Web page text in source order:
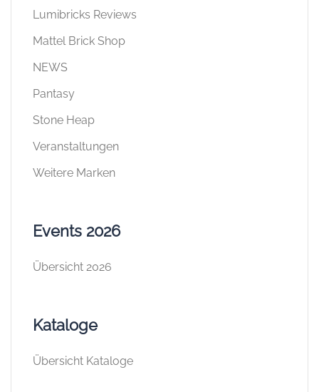
Lumibricks Reviews
Mattel Brick Shop
NEWS
Pantasy
Stone Heap
Veranstaltungen
Weitere Marken
Events 2026
Übersicht 2026
Kataloge
Übersicht Kataloge